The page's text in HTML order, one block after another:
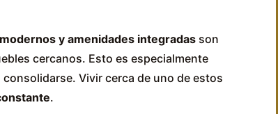
y amenidades integradas son
cercanos. Esto es especialmente
Vivir cerca de uno de estos
.